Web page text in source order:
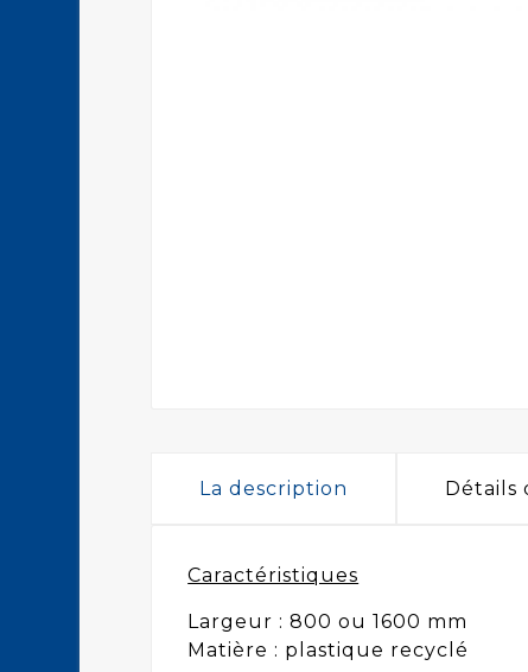
La description Détails
Caractéristiques
Largeur : 800 ou 1600 mm
Matière : plastique recyclé